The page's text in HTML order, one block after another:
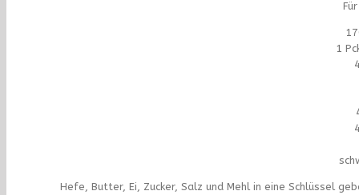
1
Hefe, Butter, Ei, Zucker, Salz und Mehl in eine Schlüssel